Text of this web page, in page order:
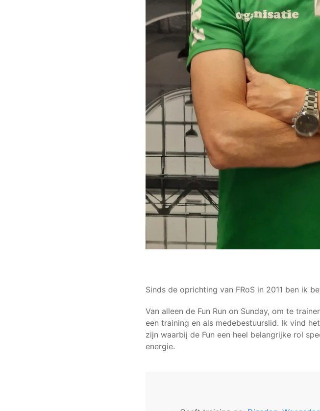
Sinds de oprichting van FRoS in 2011 ben ik
Van alleen de Fun Run on Sunday, om te
een training en als medebestuurslid. Ik vind
zijn waarbij de Fun een heel belangrijke rol
energie.